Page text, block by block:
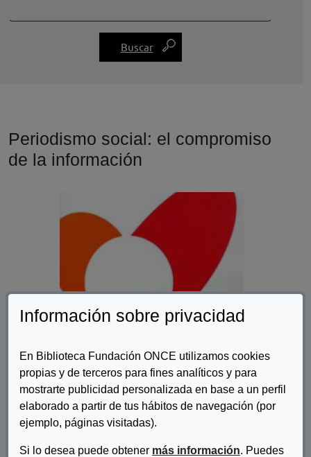
Información sobre privacidad
En Biblioteca Fundación ONCE utilizamos cookies
propias y de terceros para fines analíticos y para
mostrarte publicidad personalizada en base a un perfil
elaborado a partir de tus hábitos de navegación (por
ejemplo, páginas visitadas).
Si lo desea puede obtener más información. Puedes
Periodismo social: el compromiso
de la información
Autor/es:Servimedia